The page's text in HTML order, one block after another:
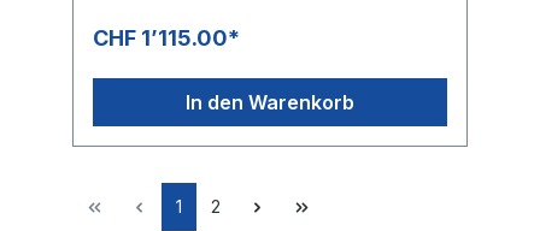
CHF 1’115.00*
In den Warenkorb
1 2